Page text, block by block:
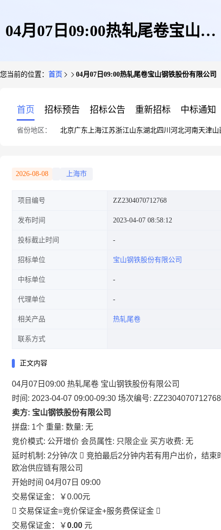
04月07日09:00热轧尾卷宝山钢
您当前的位置： 首页 04月07日09:00热轧尾卷宝山钢铁股份有限公司
首页 招标预告 招标公告 重新招标 中标通知
省份地区： 北京广东 上海江苏浙江山东湖北四川 河北河南天津山
2026-08-08 上海市
项目编号 ZZ2304070712768
发布时间 2023-04-07 08:58:12
投标截止时间
招标单位 宝山钢铁股份有限公司
中标单位
代理单位
相关产品 热轧尾卷
联系方式
正文内容
04月07日09:00 热轧尾卷 宝山钢铁股份有限公司
时间: 2023-04-07 09:00-09:30 场次编号: ZZ2304070712768
卖方: 宝山钢铁股份有限公司
拼盘: 1个 重量: 数量: 无
竞价模式: 公开增价 会员属性: 只限企业 买方收费: 无
延时机制: 2分钟/次  竞拍最后2分钟内若有用户出价，结
欧冶供应链有限公司
开始时间 04月07日 09:00
交易保证金：
￥0.00元
 交易保证金=竞价保证金+服务费保证金 
交易保证金：￥0.00 元